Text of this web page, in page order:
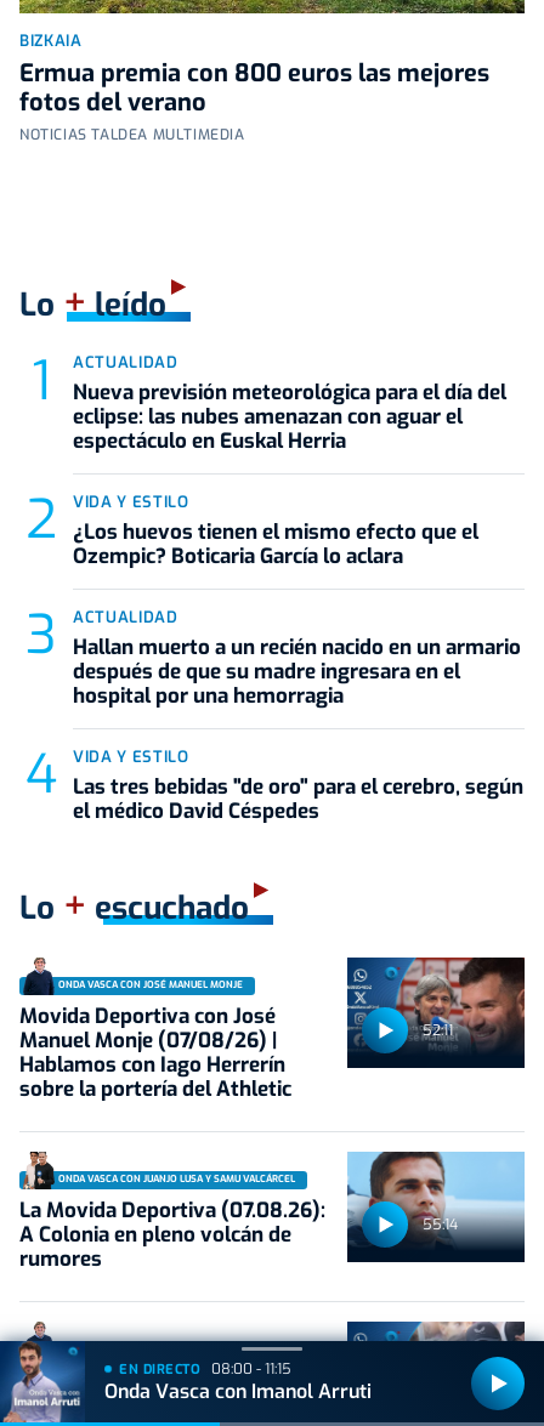
BIZKAIA
Ermua premia con 800 euros las mejores
fotos del verano
NOTICIAS TALDEA MULTIMEDIA
Lo +leído
ACTUALIDAD
Nueva previsión meteorológica para el día del
eclipse: las nubes amenazan con aguar el
espectáculo en Euskal Herria
VIDA Y ESTILO
¿Los huevos tienen el mismo efecto que el
Ozempic? Boticaria García lo aclara
ACTUALIDAD
Hallan muerto a un recién nacido en un armario
después de que su madre ingresara en el
hospital por una hemorragia
VIDA Y ESTILO
Las tres bebidas "de oro" para el cerebro, según
el médico David Céspedes
Lo + escuchado
52:11
ONDA VASCA CON JOSÉ MANUEL MONJE
Movida Deportiva con José
Manuel Monje (07/08/26) |
Hablamos con Iago Herrerín
sobre la portería del Athletic
55:14
ONDA VASCA CON JUANJO LUSA Y SAMU VALCÁRCEL
La Movida Deportiva (07.08.26):
A Colonia en pleno volcán de
rumores
ONDA VASCA CON JOSÉ MANUEL MONJE
Movida Deportiva con José
Manuel Monje (05/08/26) |
EN DIRECTO 08:00 - 11:15
Onda Vasca con Imanol Arruti